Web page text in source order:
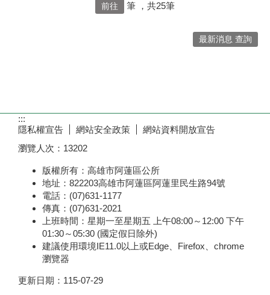
筆 ，共25筆
最新消息 查詢
:::
隱私權宣告
網站安全政策
網站資料開放宣告
瀏覽人次： 13202
版權所有：高雄市阿蓮區公所
地址：822203高雄市阿蓮區阿蓮里民生路94號
電話：(07)631-1177
傳真：(07)631-2021
上班時間：星期一至星期五 上午08:00～12:00 下午
01:30～05:30 (國定假日除外)
建議使用環境IE11.0以上或Edge、Firefox、chrome
瀏覽器
更新日期： 115-07-29